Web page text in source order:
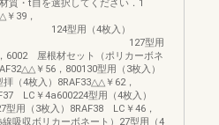
・t自を選択してください．1
￥39，
（4枚入）
，0001 127型用
6002 屋根材セット（ポリカーボネ
￥56，800130型用（3枚入）
（4枚入）8RAF33△△￥62，
LC￥4a600224型用（4枚入）
型用（3枚入）8RAF38 LC￥46，
収ボリカーボネート）27型用（4